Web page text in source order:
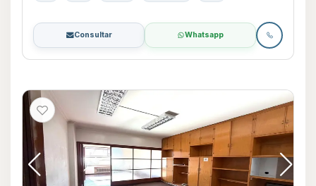
Consultar Whatsapp